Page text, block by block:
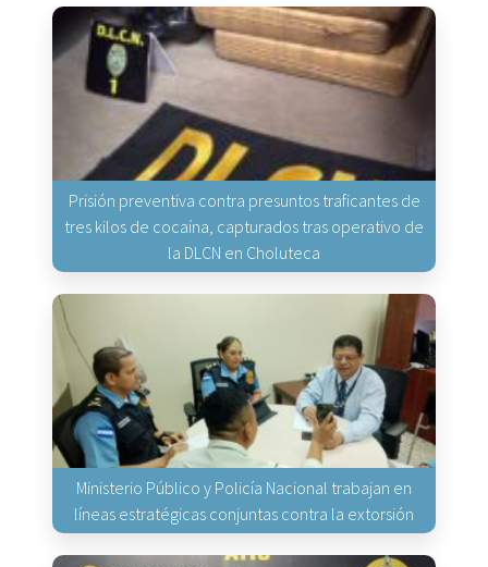
Prisión preventiva contra presuntos traficantes de
tres kilos de cocaína, capturados tras operativo de
la DLCN en Choluteca
Ministerio Público y Policía Nacional trabajan en
líneas estratégicas conjuntas contra la extorsión